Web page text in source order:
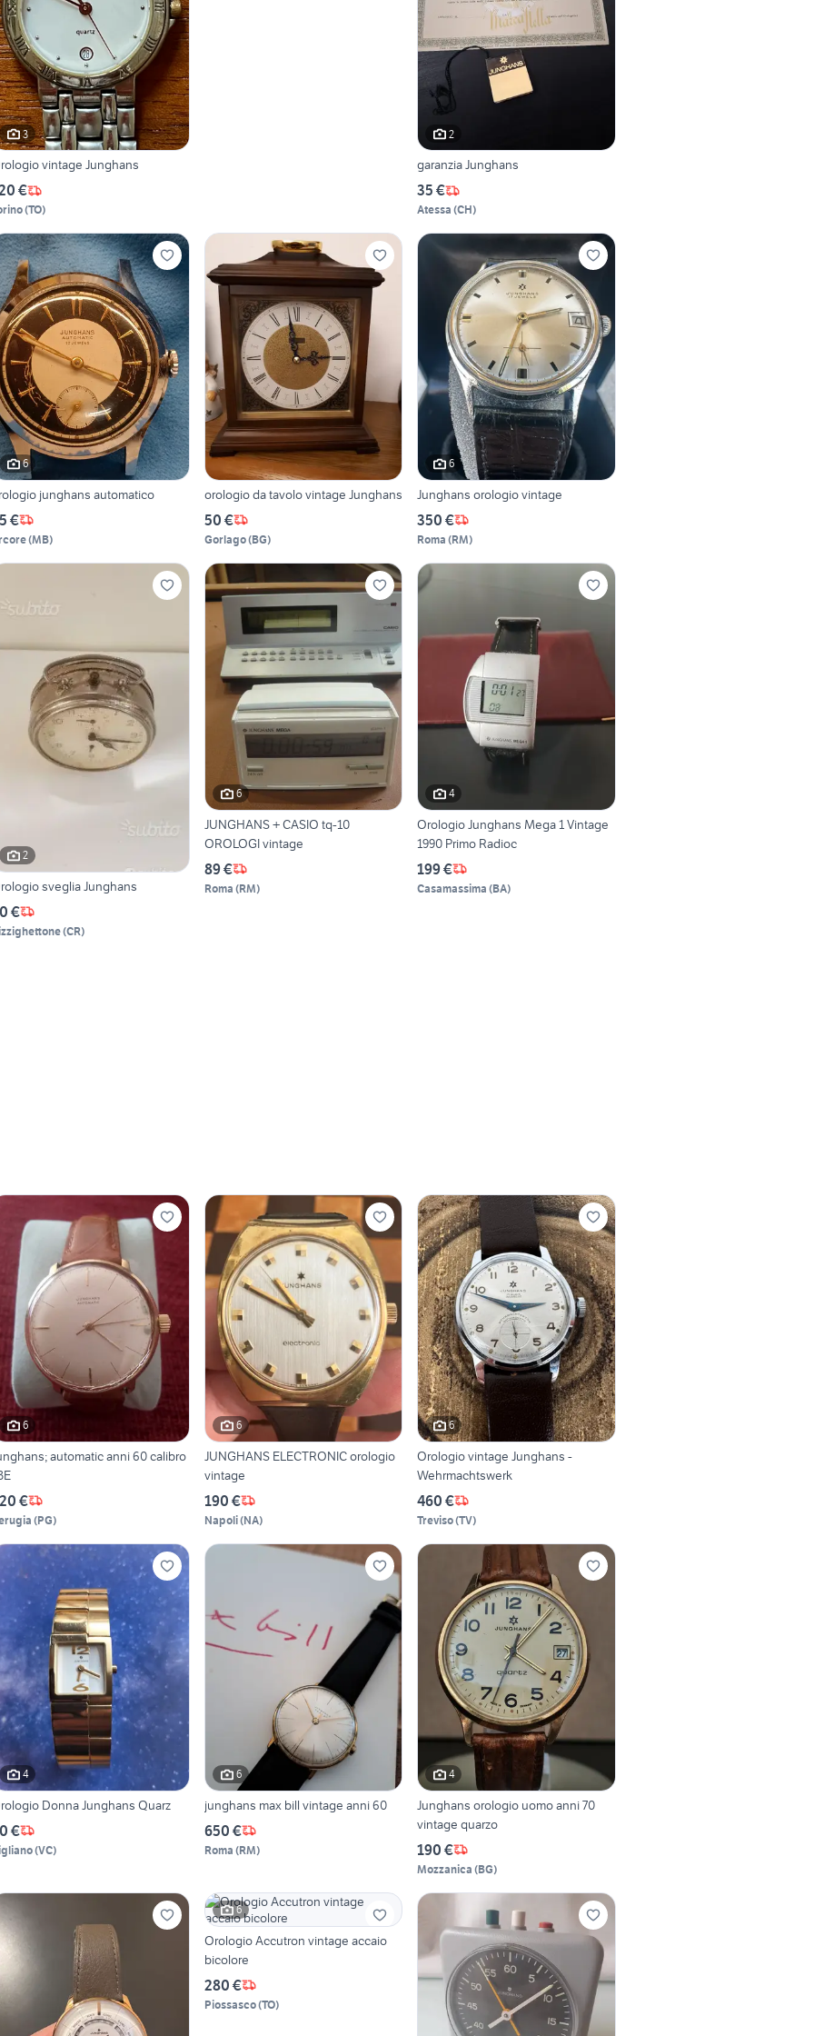
3
vintage Junghans
€
(TO)
2
garanzia Junghans
35 €
Atessa (CH)
6
junghans automatico
€
(MB)
orologio da tavolo vintage Junghans
50 €
Gorlago(BG)
6
Junghans orologio vintage
350 €
Roma (RM)
2
sveglia Junghans
€
(CR)
6
JUNGHANS + CASIO tq-10
OROLOGI vintage
89 €
Roma (RM)
4
Orologio Junghans Mega 1 Vintage
1990 Primo Radioc
199 €
Casamassima (BA)
6
automatic anni 60 calibro
€
(PG)
6
JUNGHANS ELECTRONIC orologio
vintage
190 €
Napoli(NA)
6
Orologio vintage Junghans -
Wehrmachtswerk
460 €
Treviso(TV)
4
Donna Junghans Quarz
€
(VC)
6
junghans max bill vintage anni 60
650 €
Roma (RM)
4
Junghans orologio uomo anni 70
vintage quarzo
190 €
Mozzanica (BG)
6
Orologio Accutron vintage accaio
bicolore
280 €
Piossasco(TO)